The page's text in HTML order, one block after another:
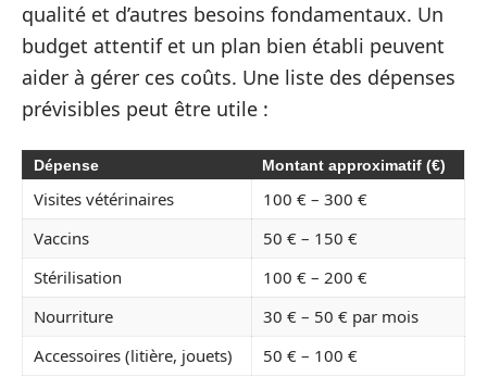
qualité et d’autres besoins fondamentaux. Un
budget attentif et un plan bien établi peuvent
aider à gérer ces coûts. Une liste des dépenses
prévisibles peut être utile :
Dépense Montant approximatif (€)
Visites vétérinaires
100 € – 300 €
Vaccins
50 € – 150 €
Stérilisation
100 € – 200 €
Nourriture
30 € – 50 € par mois
Accessoires (litière, jouets)
50 € – 100 €